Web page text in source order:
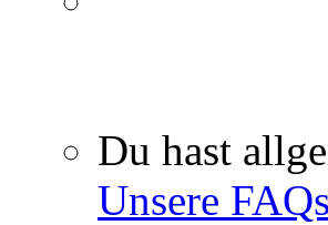
Du hast
Unsere